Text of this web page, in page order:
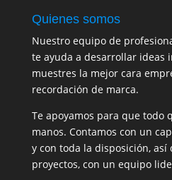
Quienes somos
Nuestro equipo de
te ayuda a desarrollar ideas
muestres la mejor cara
recordación de marca.
Te apoyamos para que todo
manos. Contamos con un
y con toda la disposición, así
proyectos, con un equipo